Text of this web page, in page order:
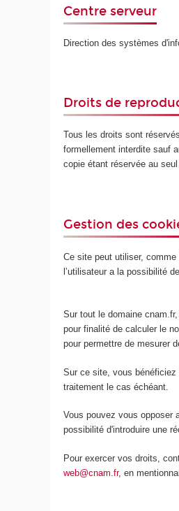
Centre serveur
Direction des systèmes
Droits de
Tous les droits sont
formellement interdite sauf
copie étant réservée au
Gestion des
Ce site peut utiliser,
l’utilisateur a la possibilité
Sur tout le domaine
pour finalité de calculer le
pour permettre de mesurer
Sur ce site, vous bénéficiez
traitement le cas échéant.
Vous pouvez vous opposer
possibilité d'introduire une
Pour exercer vos droits,
web@cnam.fr, en